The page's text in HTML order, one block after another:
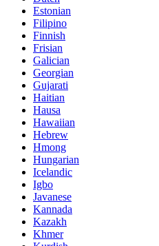
Estonian
Filipino
Finnish
Frisian
Galician
Georgian
Gujarati
Haitian
Hausa
Hawaiian
Hebrew
Hmong
Hungarian
Icelandic
Igbo
Javanese
Kannada
Kazakh
Khmer